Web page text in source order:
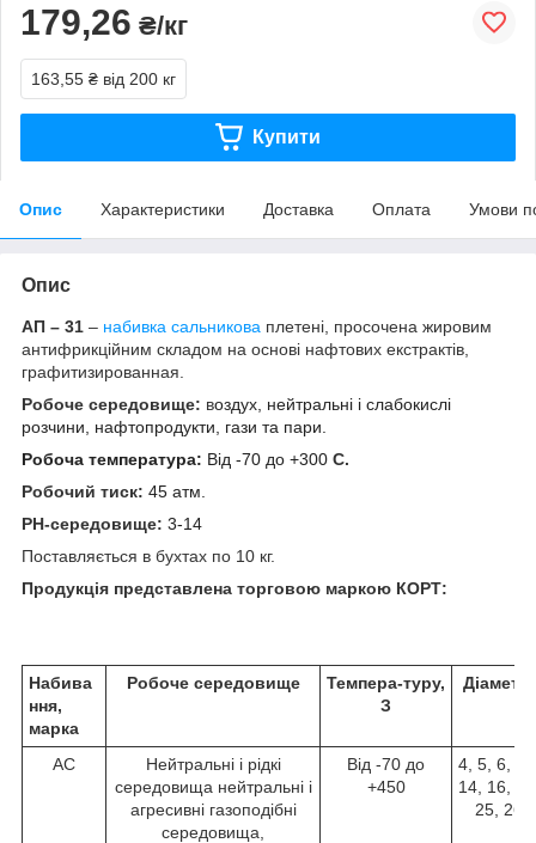
179,26 ₴/кг
163,55 ₴ від 200 кг
Купити
Опис Характеристики Доставка Оплата Умови
Опис
АП – 31 – набивка сальникова плетені, просочена жировим
антифрикційним складом на основі нафтових екстрактів,
графитизированная.
Робоче середовище: воздух, нейтральні і слабокислі
розчини, нафтопродукти, гази та пари.
Робоча температура: Від -70 до +300 С.
Робочий тиск: 45 атм.
РН-середовище: 3-14
Поставляється в бухтах по 10 кг.
Продукція представлена торговою маркою КОРТ:
Набива
ння,
марка
Робоче середовище
Темпера-туру,
З
АС
Нейтральні і рідкі
середовища нейтральні і
агресивні газоподібні
середовища,
Від -70 до
+450
4, 5, 6,
14, 16,
25, 26,